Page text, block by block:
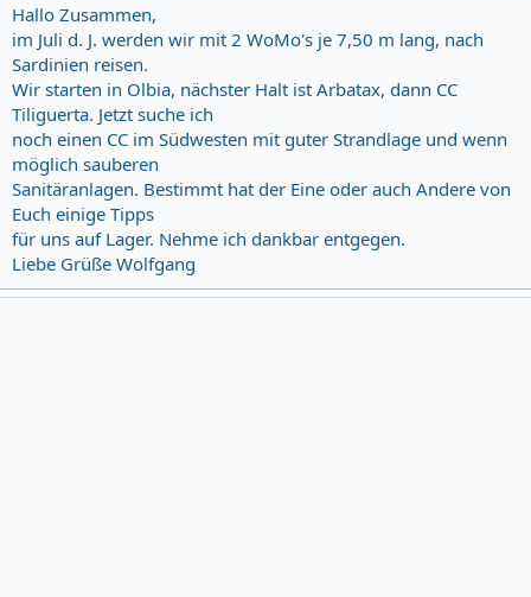
Hallo Zusammen,
im Juli d. J. werden wir mit 2 WoMo's je 7,50 m lang, nach
Sardinien reisen.
Wir starten in Olbia, nächster Halt ist Arbatax, dann CC
Tiliguerta. Jetzt suche ich
noch einen CC im Südwesten mit guter Strandlage und wenn
möglich sauberen
Sanitäranlagen. Bestimmt hat der Eine oder auch Andere von
Euch einige Tipps
für uns auf Lager. Nehme ich dankbar entgegen.
Liebe Grüße Wolfgang